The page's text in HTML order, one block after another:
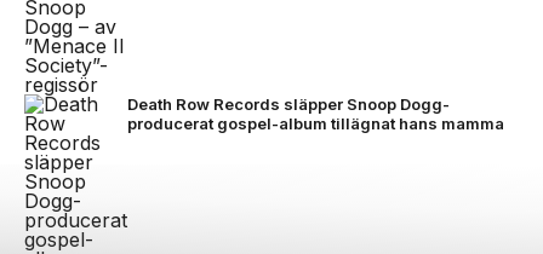
Death Row Records släpper Snoop Dogg-
producerat gospel-album tillägnat hans mamma